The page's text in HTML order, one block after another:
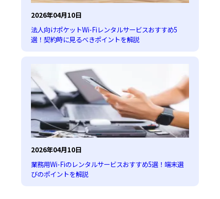
2026年04月10日
法人向けポケットWi-Fiレンタルサービスおすすめ5
選！契約時に見るべきポイントを解説
2026年04月10日
業務用Wi-Fiのレンタルサービスおすすめ5選！端末選
びのポイントを解説